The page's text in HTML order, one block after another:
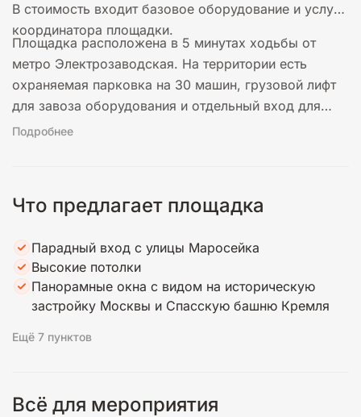
В стоимость входит базовое оборудование и услуги
координатора площадки.
Площадка расположена в 5 минутах ходьбы от
метро Электрозаводская. На территории есть
охраняемая парковка на 30 машин, грузовой лифт
для завоза оборудования и отдельный вход для
гостей.
Подробнее
Что предлагает площадка
Парадный вход с улицы Маросейка
Высокие потолки
Панорамные окна с видом на историческую
застройку Москвы и Спасскую башню Кремля
Ещё 7 пунктов
Всё для мероприятия